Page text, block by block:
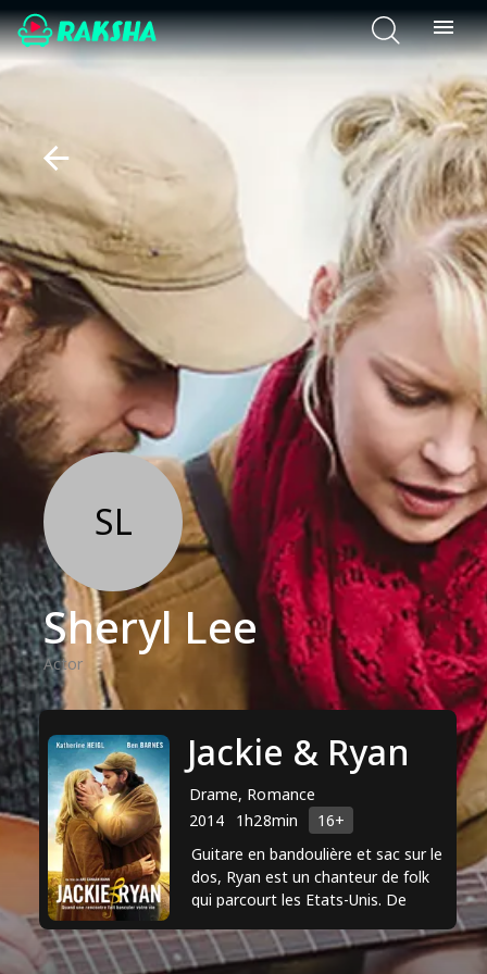
SL
Sheryl Lee
Actor
Jackie & Ryan
Drame, Romance
2014
1h28min
16+
Guitare en bandoulière et sac sur le
dos, Ryan est un chanteur de folk
qui parcourt les Etats-Unis. De
l’Utah, il croise ...